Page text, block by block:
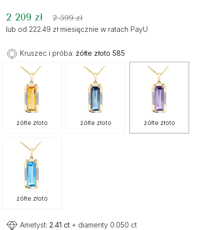
2 209 zł 2 599 zł
lub od 222.49 zł miesięcznie w ratach PayU
Kruszec i próba: żółte złoto 585
żółte złoto żółte złoto żółte złoto
żółte złoto
Ametyst: 2.41 ct + diamenty 0.050 ct